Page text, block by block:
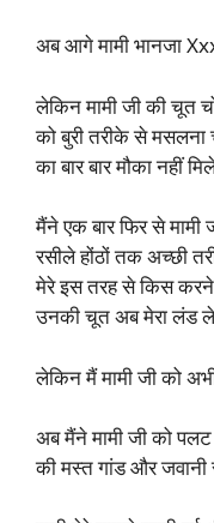
अब आगे मामी भानजा
लेकिन मामी जी की चूत
को बुरी तरीके से मसलना
का बार बार मौका नहीं
मैंने एक बार फिर से
रसीले होंठों तक अच्छी
मेरे इस तरह से किस करने
उनकी चूत अब मेरा लंड
लेकिन मैं मामी जी को
अब मैंने मामी जी को पलट
की मस्त गांड और